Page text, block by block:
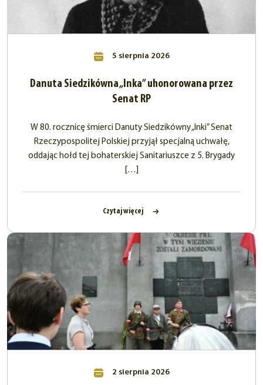
5 sierpnia 2026
Danuta Siedzikówna „Inka” uhonorowana przez
Senat RP
W 80. rocznicę śmierci Danuty Siedzikówny „Inki” Senat
Rzeczypospolitej Polskiej przyjął specjalną uchwałę,
oddając hołd tej bohaterskiej Sanitariuszce z 5. Brygady
[…]
Czytaj więcej
2 sierpnia 2026